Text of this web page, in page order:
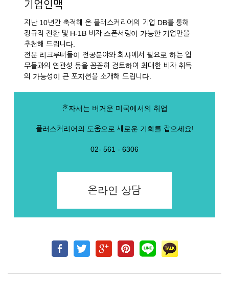
기업인맥
지난 10년간 축적해 온 플러스커리어의 기업 DB를 통해
정규직 전환 및 H-1B 비자 스폰서링이 가능한 기업만을
추천해 드립니다.
전문 리크루터들이 전공분야와 회사에서 필요로 하는 업
무들과의 연관성 등을 꼼꼼히 검토하여 최대한 비자 취득
의 가능성이 큰 포지션을 소개해 드립니다.
혼자서는 버거운 미국에서의 취업
플러스커리어의 도움으로 새로운 기회를 잡으세요!
02- 561 - 6306
온라인 상담